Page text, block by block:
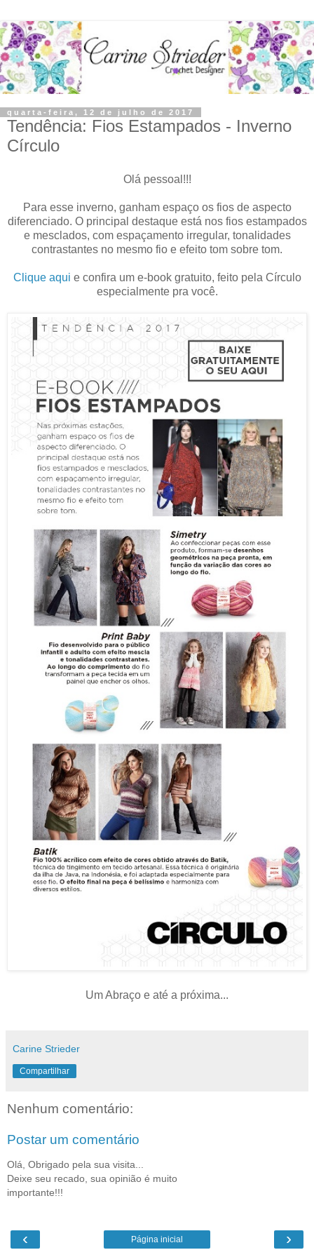
quarta-feira, 12 de julho de 2017
Tendência: Fios Estampados - Inverno
Círculo
Olá pessoal!!!
Para esse inverno, ganham espaço os fios de aspecto
diferenciado. O principal destaque está nos fios estampados
e mesclados, com espaçamento irregular, tonalidades
contrastantes no mesmo fio e efeito tom sobre tom.
Clique aqui e confira um e-book gratuito, feito pela Círculo
especialmente pra você.
Um Abraço e até a próxima...
Carine Strieder
Compartilhar
Nenhum comentário:
Postar um comentário
Olá, Obrigado pela sua visita...
Deixe seu recado, sua opinião é muito
importante!!!
‹ ›
Página inicial